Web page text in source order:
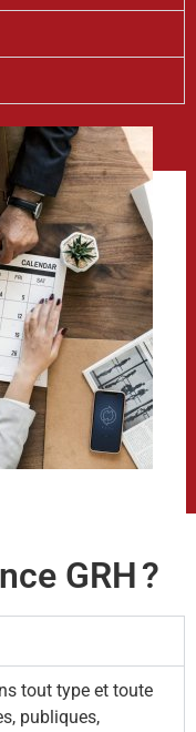
GRH ?
tout type et toute
publiques,